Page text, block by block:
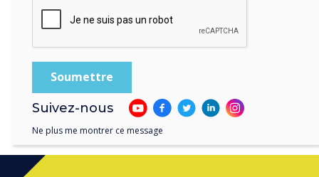
communications
numériques."
Suivez-nous
Ne plus me montrer ce message